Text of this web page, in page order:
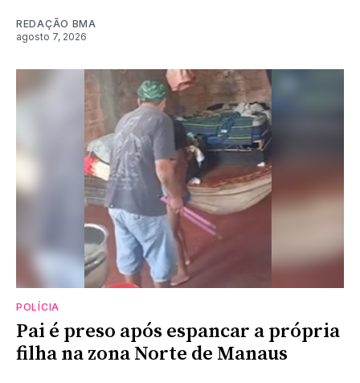
REDAÇÃO BMA
agosto 7, 2026
POLÍCIA
Pai é preso após espancar a própria
filha na zona Norte de Manaus